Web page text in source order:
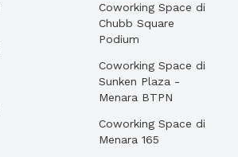
Coworking Space di
Chubb Square
Podium
Coworking Space di
Sunken Plaza -
Menara BTPN
Coworking Space di
Menara 165